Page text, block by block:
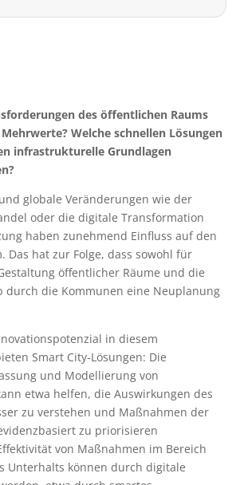
des öffentlichen Raums
Welche schnellen Lösungen
infrastrukturelle Grundlagen
globale Veränderungen wie der
oder die digitale Transformation
haben zunehmend Einfluss auf den
Das hat zur Folge, dass sowohl für
öffentlicher Räume und die
durch die Kommunen eine Neuplanung
in diesem
Smart City-Lösungen: Die
und Modellierung von
etwa helfen, die Auswirkungen des
zu verstehen und Maßnahmen der
zu priorisieren
von Maßnahmen im Bereich
Unterhalts können durch digitale